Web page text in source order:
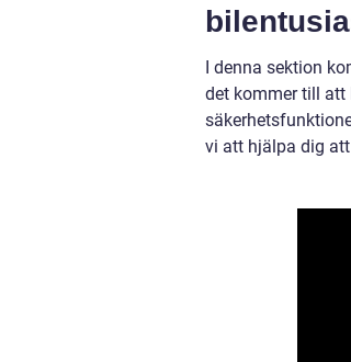
I denna sektion
det kommer till att
vi att hjälpa dig